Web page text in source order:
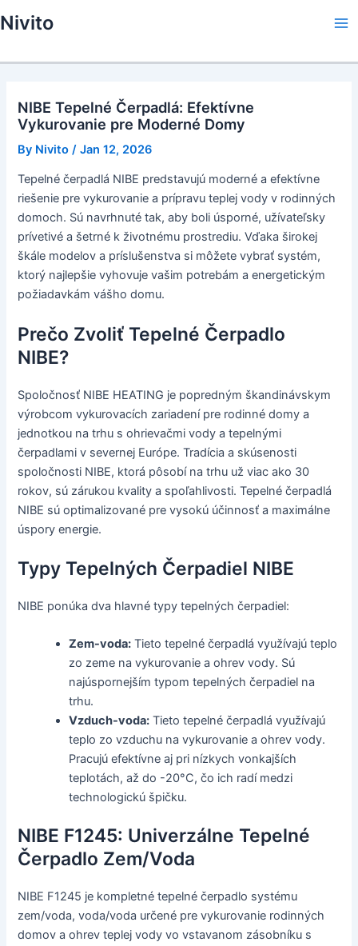
to
Nivito
NIBE Tepelné Čerpadlá: Efektívne
Vykurovanie pre Moderné Domy
By Nivito /Jan 12, 2026
Tepelné čerpadlá NIBE predstavujú moderné a efektívne
riešenie pre vykurovanie a prípravu teplej vody v rodinných
domoch. Sú navrhnuté tak, aby boli úsporné, užívateľsky
prívetivé a šetrné k životnému prostrediu. Vďaka širokej
škále modelov a príslušenstva si môžete vybrať systém,
ktorý najlepšie vyhovuje vašim potrebám a energetickým
požiadavkám vášho domu.
Prečo Zvoliť Tepelné Čerpadlo
NIBE?
Spoločnosť NIBE HEATING je popredným škandinávskym
výrobcom vykurovacích zariadení pre rodinné domy a
jednotkou na trhu s ohrievačmi vody a tepelnými
čerpadlami v severnej Európe. Tradícia a skúsenosti
spoločnosti NIBE, ktorá pôsobí na trhu už viac ako 30
rokov, sú zárukou kvality a spoľahlivosti. Tepelné čerpadlá
NIBE sú optimalizované pre vysokú účinnosť a maximálne
úspory energie.
Typy Tepelných Čerpadiel NIBE
NIBE ponúka dva hlavné typy tepelných čerpadiel:
Zem-voda: Tieto tepelné čerpadlá využívajú teplo
zo zeme na vykurovanie a ohrev vody. Sú
najúspornejším typom tepelných čerpadiel na
trhu.
Vzduch-voda: Tieto tepelné čerpadlá využívajú
teplo zo vzduchu na vykurovanie a ohrev vody.
Pracujú efektívne aj pri nízkych vonkajších
teplotách, až do -20°C, čo ich radí medzi
technologickú špičku.
NIBE F1245: Univerzálne Tepelné
Čerpadlo Zem/Voda
NIBE F1245 je kompletné tepelné čerpadlo systému
zem/voda, voda/voda určené pre vykurovanie rodinných
domov a ohrev teplej vody vo vstavanom zásobníku s